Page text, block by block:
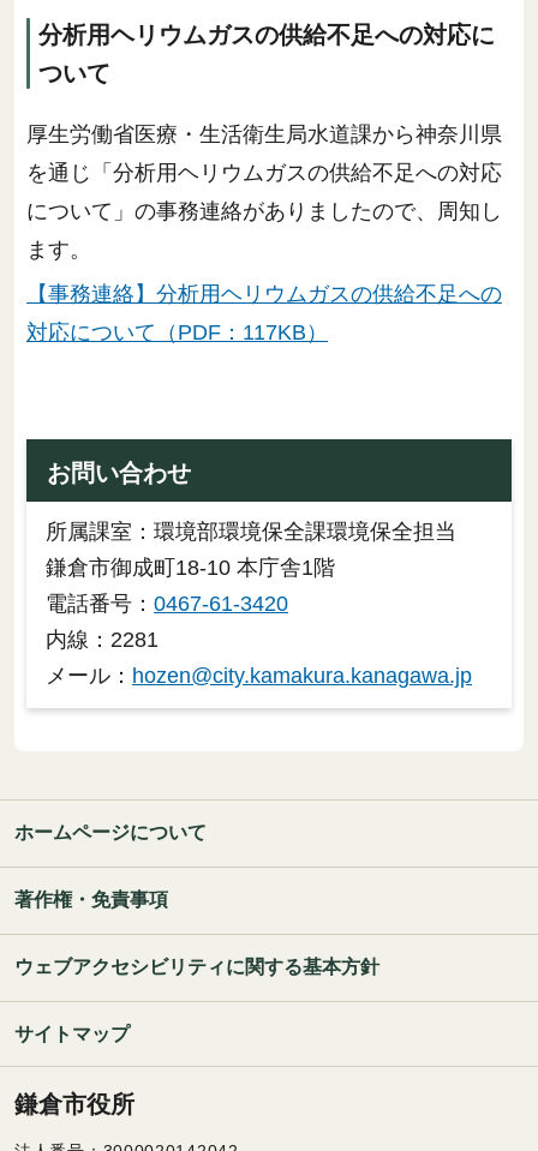
分析用ヘリウムガスの供給不足への対応に
ついて
厚生労働省医療・生活衛生局水道課から神奈川県
を通じ「分析用ヘリウムガスの供給不足への対応
について」の事務連絡がありましたので、周知し
ます。
【事務連絡】分析用ヘリウムガスの供給不足への
対応について（PDF：117KB）
お問い合わせ
所属課室：環境部環境保全課環境保全担当
鎌倉市御成町18-10 本庁舎1階
電話番号： 0467-61-3420
内線：2281
メール： hozen@city.kamakura.kanagawa.jp
ホームページについて
著作権・免責事項
ウェブアクセシビリティに関する基本方針
サイトマップ
鎌倉市役所